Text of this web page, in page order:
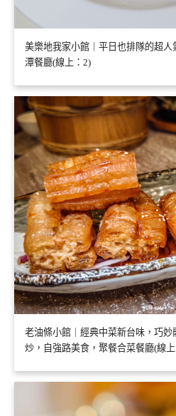
美樂地我家小館｜平日也排隊的超
潭餐廳(線上：2)
老油條小館｜經典中菜新台味，巧
炒，自強路美食，聚餐合菜餐廳(線